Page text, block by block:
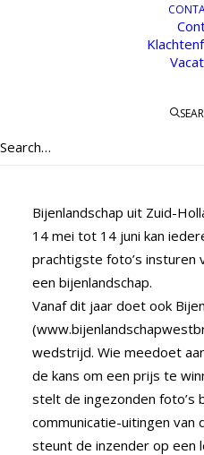
Fotowedstrijd
West-Brabant
Fotowedstrijd 2022!
Bijenlandschap uit Zuid-
14 mei tot 14 juni kan
prachtigste foto’s insturen
een bijenlandschap.
Vanaf dit jaar doet ook
(
wedstrijd. Wie meedoet
de kans om een prijs te
stelt de ingezonden foto’s
communicatie-uitingen van
steunt de inzender op een